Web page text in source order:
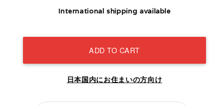
International shipping available
ADD TO CART
日本国内にお住まいの方向け